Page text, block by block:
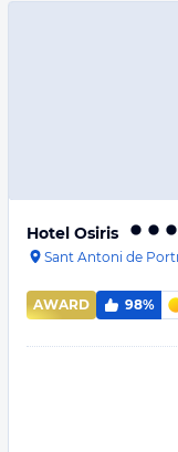
Hotel Osiris
Sant Antoni de
AWARD 98%